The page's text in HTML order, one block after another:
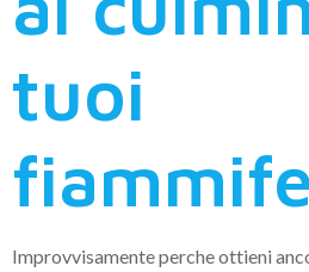
tuoi
Improvvisamente perche ottieni